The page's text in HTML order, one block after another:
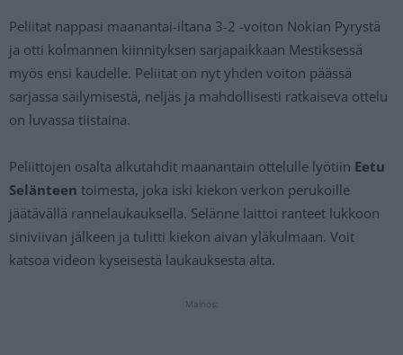
Peliitat nappasi maanantai-iltana 3-2 -voiton Nokian Pyrystä
ja otti kolmannen kiinnityksen sarjapaikkaan Mestiksessä
myös ensi kaudelle. Peliitat on nyt yhden voiton päässä
sarjassa säilymisestä, neljäs ja mahdollisesti ratkaiseva ottelu
on luvassa tiistaina.
Peliittojen osalta alkutahdit maanantain ottelulle lyötiin Eetu
Selänteen toimesta, joka iski kiekon verkon perukoille
jäätävällä rannelaukauksella. Selänne laittoi ranteet lukkoon
siniviivan jälkeen ja tulitti kiekon aivan yläkulmaan. Voit
katsoa videon kyseisestä laukauksesta alta.
Mainos: